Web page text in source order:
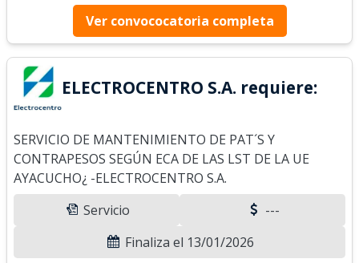
Ver convococatoria completa
ELECTROCENTRO S.A. requiere:
SERVICIO DE MANTENIMIENTO DE PAT´S Y
CONTRAPESOS SEGÚN ECA DE LAS LST DE LA UE
AYACUCHO¿ -ELECTROCENTRO S.A.
Servicio
---
Finaliza el 13/01/2026